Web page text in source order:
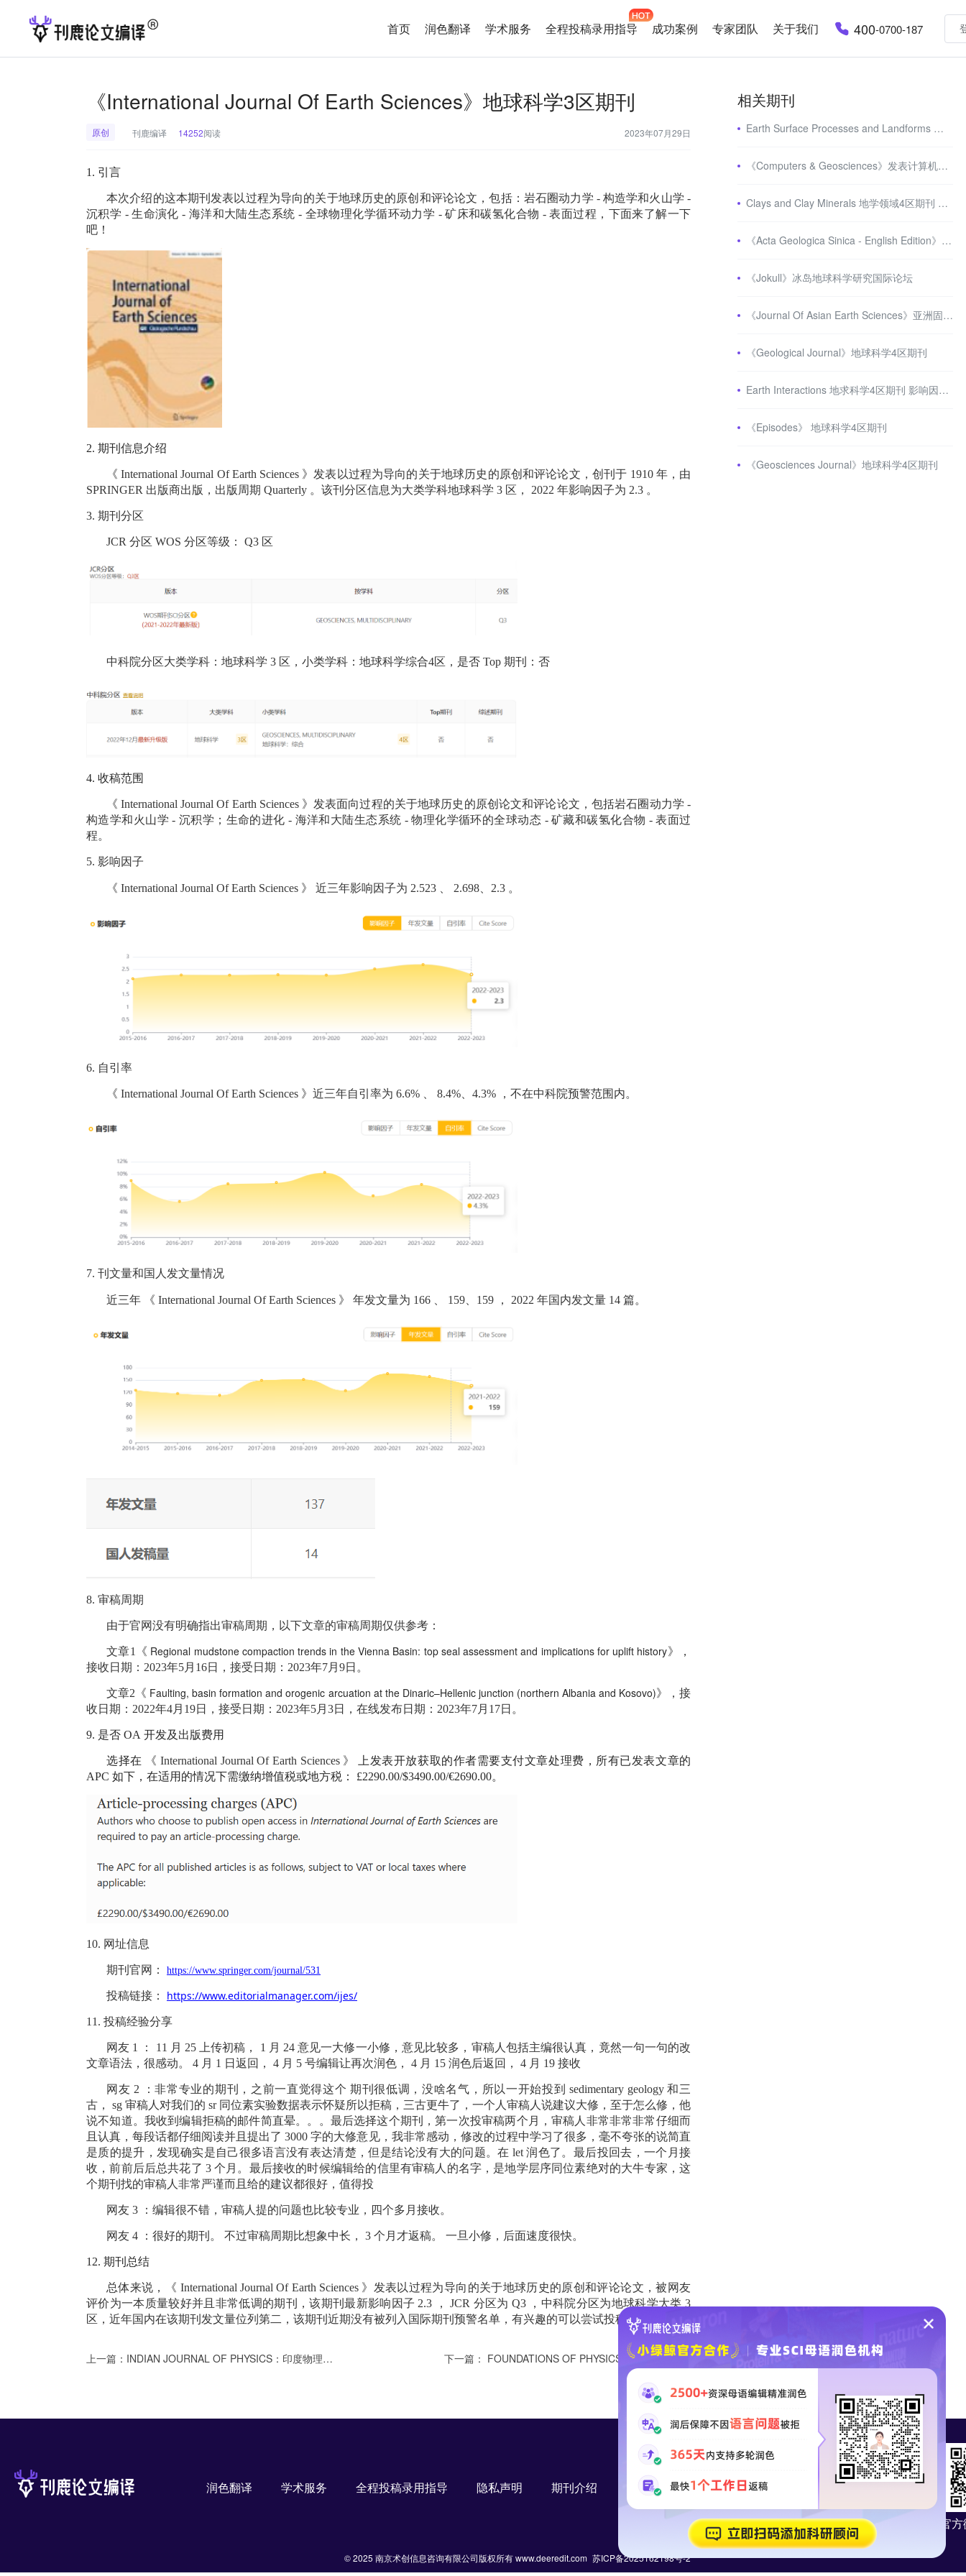
首页 润色翻译 学术服务 全程投稿录用指导 成功案例 专家团队 关于我们 400-0700-187
《International Journal Of Earth Sciences》地球科学3区期刊
原创 刊鹿编译 14252阅读 2023年07月29日
1. 引言
本次介绍的这本期刊发表以过程为导向的关于地球历史的原创和评论论文，包括：岩石圈动力学 - 构造学和火山学 -
沉积学 - 生命演化 - 海洋和大陆生态系统 - 全球物理化学循环动力学 - 矿床和碳氢化合物 - 表面过程，下面来了解一下
吧！
2. 期刊信息介绍
《 International Journal Of Earth Sciences 》发表以过程为导向的关于地球历史的原创和评论论文，创刊于 1910 年，由
SPRINGER 出版商出版，出版周期 Quarterly 。该刊分区信息为大类学科地球科学 3 区， 2022 年影响因子为 2.3 。
3. 期刊分区
JCR 分区 WOS 分区等级： Q3 区
中科院分区大类学科：地球科学 3 区，小类学科：地球科学综合4区，是否 Top 期刊：否
4. 收稿范围
《 International Journal Of Earth Sciences 》发表面向过程的关于地球历史的原创论文和评论论文，包括岩石圈动力学 -
构造学和火山学 - 沉积学；生命的进化 - 海洋和大陆生态系统 - 物理化学循环的全球动态 - 矿藏和碳氢化合物 - 表面过
程。
5. 影响因子
《 International Journal Of Earth Sciences 》 近三年影响因子为 2.523 2.698、2.3 。
6. 自引率
《 International Journal Of Earth Sciences 》近三年自引率为 6.6% 8.4%、4.3% ，不在中科院预警范围内。
7. 刊文量和国人发文量情况
近三年 《 International Journal Of Earth Sciences 》 年发文量为 166 159、159 ， 2022 年国内发文量 14 篇。
8. 审稿周期
由于官网没有明确指出审稿周期，以下文章的审稿周期仅供参考：
文章1《 Regional mudstone compaction trends in the Vienna Basin: top seal assessment and implications for uplift history》，
接收日期：2023年5月16日，接受日期：2023年7月9日。
文章2《 Faulting, basin formation and orogenic arcuation at the Dinaric–Hellenic junction (northern Albania and Kosovo)》，接
收日期：2022年4月19日，接受日期：2023年5月3日，在线发布日期：2023年7月17日。
9. 是否 OA 开发及出版费用
选择在 《 International Journal Of Earth Sciences 》
上发表开放获取的作者需要支付文章处理费，所有已发表文章的
APC 如下，在适用的情况下需缴纳增值税或地方税： £2290.00/$3490.00/€2690.00。
10. 网址信息
期刊官网： https://www.springer.com/journal/531
投稿链接： https://www.editorialmanager.com/ijes/
11. 投稿经验分享
网友 1 ： 11 月 25 上传初稿， 1 月 24 意见一大修一小修，意见比较多，审稿人包括主编很认真，竟然一句一句的改
文章语法，很感动。
4 月 1 日返回， 4 月 5 号编辑让再次润色， 4 月 15 润色后返回， 4 月 19 接收
网友 2 ：非常专业的期刊，之前一直觉得这个 期刊很低调，没啥名气，所以一开始投到 sedimentary geology和三
古，
sg 审稿人对我们的 sr 同位素实验数据表示怀疑所以拒稿，三古更牛了，一个人审稿人说建议大修，至于怎么修，他
说不知道。我收到编辑拒稿的邮件简直晕。。。最后选择这个期刊，第一次投审稿两个月，审稿人非常非常非常仔细而
且认真，每段话都仔细阅读并且提出了 3000 字的大修意见，我非常感动，修改的过程中学习了很多，毫不夸张的说简直
是质的提升，发现确实是自己很多语言没有表达清楚，但是结论没有大的问题。在 let 润色了。最后投回去，一个月接
收，前前后后总共花了 3 个月。最后接收的时候编辑给的信里有审稿人的名字，是地学层序同位素绝对的大牛专家，这
个期刊找的审稿人非常严谨而且给的建议都很好，值得投
网友 3 ：编辑很不错，审稿人提的问题也比较专业，四个多月接收。
网友 4 ：很好的期刊。 不过审稿周期比想象中长， 3 个月才返稿。 一旦小修，后面速度很快。
12. 期刊总结
总体来说，《 International Journal Of Earth Sciences 》发表以过程为导向的关于地球历史的原创和评论论文，被网友
评价为一本质量较好并且非常低调的期刊，该期刊最新影响因子 2.3 ， JCR 分区为 Q3 ，中科院分区为地球科学大类 3
区，近年国内在该期刊发文量位列第二，该期刊近期没有被列入国际期刊预警名单，有兴趣的可以尝试投稿。
上一篇： INDIAN JOURNAL OF PHYSICS：印度物理期刊 下一篇： FOUNDATIONS OF PHYSICS：综合物理三区期刊
相关期刊
Earth Surface Processes and Landforms 地球科学2区期刊 审稿严格
《Computers & Geosciences》发表计算机科学和地球科学之间高影响力的原创研究
Clays and Clay Minerals 地学领域4区期刊 影响因子2分+
《Acta Geologica Sinica - English Edition》中国地质学会的学术季刊
《Jokull》冰岛地球科学研究国际论坛
《Journal Of Asian Earth Sciences》亚洲固体地球科学相关sci期刊
《Geological Journal》地球科学4区期刊
Earth Interactions 地求科学4区期刊 影响因子2分
《Episodes》 地球科学4区期刊
《Geosciences Journal》地球科学4区期刊
润色翻译 学术服务 全程投稿录用指导 隐私声明 期刊介绍 SCI论文润色 SCI论文投稿
科研顾问 官
© 2025 南京术创信息咨询有限公司版权所有 www.deeredit.com 苏ICP备2025162198号-2